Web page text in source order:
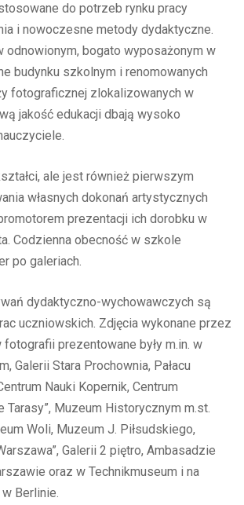
do potrzeb rynku pracy
i nowoczesne metody dydaktyczne.
odnowionym, bogato wyposażonym w
budynku szkolnym i renomowanych
fotograficznej zlokalizowanych w
jakość edukacji dbają wysoko
ale jest również pierwszym
własnych dokonań artystycznych
prezentacji ich dorobku w
Codzienna obecność w szkole
po galeriach.
dydaktyczno-wychowawczych są
uczniowskich. Zdjęcia wykonane przez
fotografii prezentowane były m.in. w
Galerii Stara Prochownia, Pałacu
Nauki Kopernik, Centrum
Tarasy”, Muzeum Historycznym m.st.
Woli, Muzeum J. Piłsudskiego,
Galerii 2 piętro, Ambasadzie
oraz w Technikmuseum i na
Berlinie.